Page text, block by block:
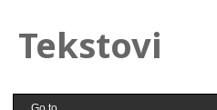
Tekstovi